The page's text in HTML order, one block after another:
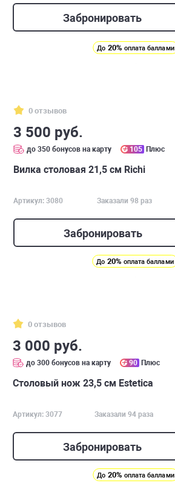
Забронировать
До 20% оплата баллами
0 отзывов
3 500 руб.
до 350 бонусов на карту 105 Плюс
Вилка столовая 21,5 см Richi
Артикул: 3080 Заказали 98 раз
Забронировать
До 20% оплата баллами
0 отзывов
3 000 руб.
до 300 бонусов на карту 90 Плюс
Столовый нож 23,5 см Estetica
Артикул: 3077 Заказали 94 раза
Забронировать
До 20% оплата баллами